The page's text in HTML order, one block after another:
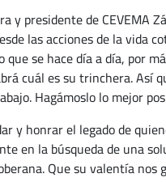
y presidente de
las acciones de la vida
se hace día a día, por
cuál es su trinchera. Así
Hagámoslo lo mejor
y honrar el legado de
en la búsqueda de una
Que su valentía